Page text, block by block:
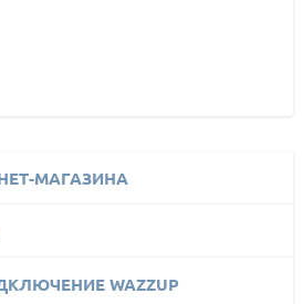
МАГАЗИНА
WAZZUP